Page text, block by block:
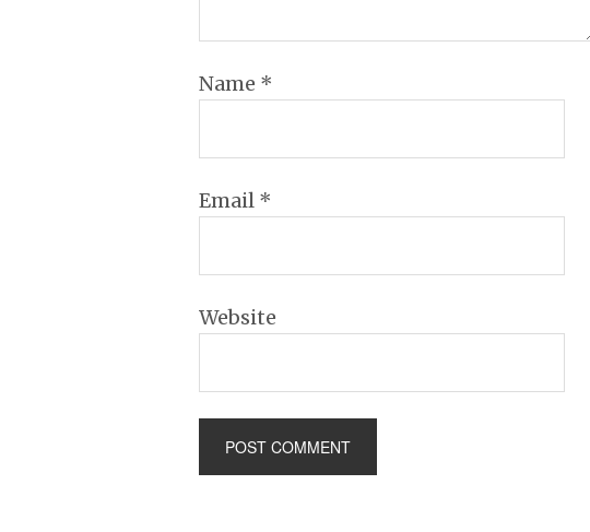
Name *
Email *
Website